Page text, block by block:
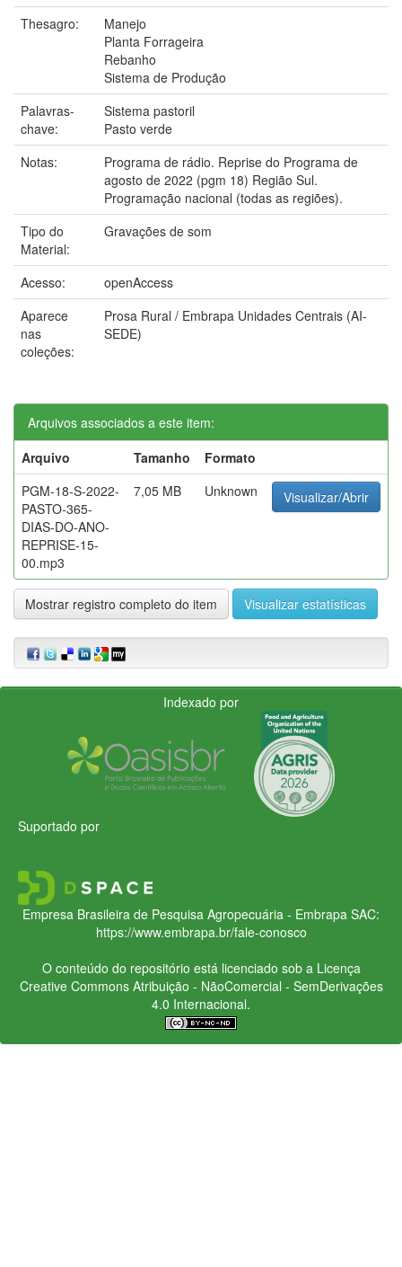
Thesagro:
Manejo
Planta Forrageira
Rebanho
Sistema de Produção
Palavras-
chave:
Sistema pastoril
Pasto verde
Notas:
Programa de rádio. Reprise do Programa de
agosto de 2022 (pgm 18) Região Sul.
Programação nacional (todas as regiões).
Tipo do
Material:
Gravações de som
Acesso:
openAccess
Aparece
nas
coleções:
Prosa Rural / Embrapa Unidades Centrais (AI-
SEDE)
Arquivos associados a este item:
Arquivo
Tamanho
Formato
PGM-18-S-2022-
PASTO-365-
DIAS-DO-ANO-
REPRISE-15-
00.mp3
7,05 MB Unknown Visualizar/Abrir
Mostrar registro completo do item Visualizar estatísticas
Indexado por
Suportado por
Empresa Brasileira de Pesquisa Agropecuária - Embrapa SAC:
https://www.embrapa.br/fale-conosco
O conteúdo do repositório está licenciado sob a Licença
Creative CommonsAtribuição - NãoComercial - SemDerivações
4.0 Internacional.